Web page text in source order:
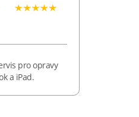
pro opravy
a iPad.